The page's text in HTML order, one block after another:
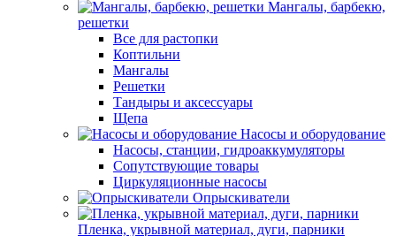
Мангалы, барбекю,
решетки
Все для растопки
Коптильни
Мангалы
Решетки
Тандыры и аксессуары
Щепа
Насосы и оборудование
Насосы, станции, гидроаккумуляторы
Сопутствующие товары
Циркуляционные насосы
Опрыскиватели
Пленка, укрывной материал, дуги, парники